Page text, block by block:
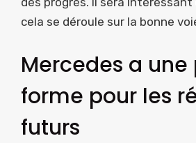
cela se déroule sur la bonne
Mercedes a
forme pour les
futurs